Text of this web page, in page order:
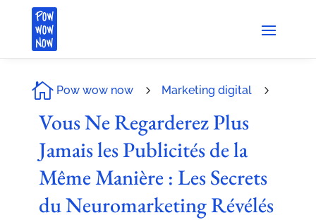
 Pow wow now 5 Marketing digital 5
Vous Ne Regarderez Plus
Jamais les Publicités de la
Même Manière : Les Secrets
du Neuromarketing Révélés